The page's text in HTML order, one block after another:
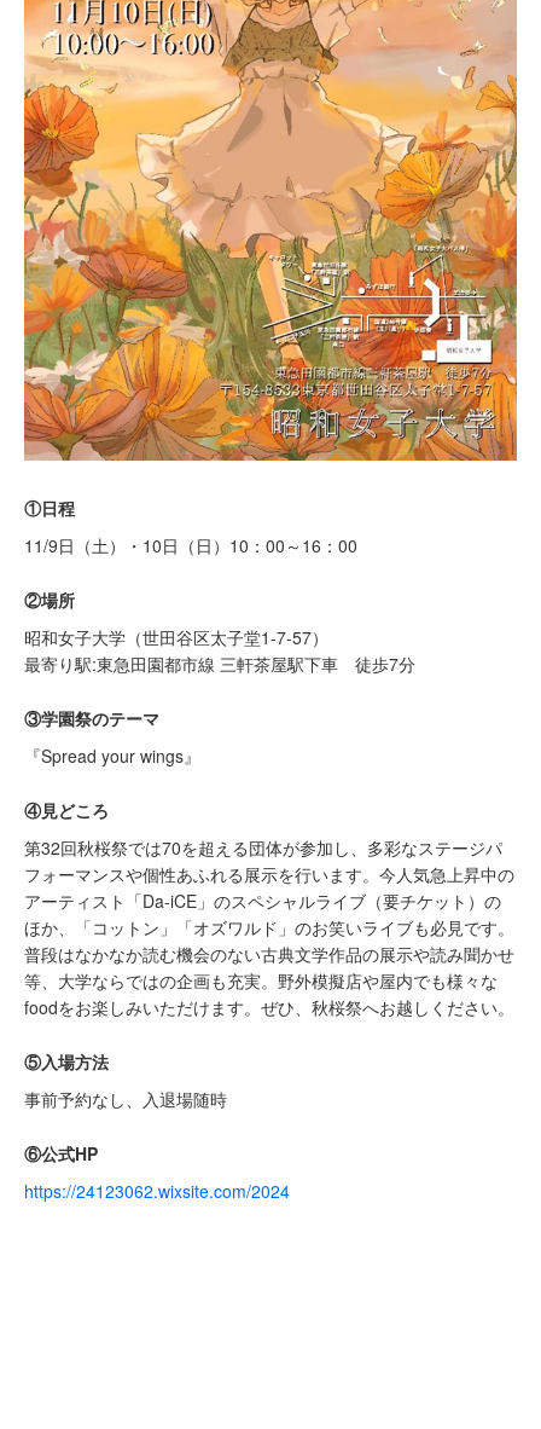
①日程
11/9日（土）・10日（日）10：00～16：00
②場所
昭和女子大学（世田谷区太子堂1-7-57）
最寄り駅:東急田園都市線 三軒茶屋駅下車 徒歩7分
③学園祭のテーマ
『Spread your wings』
④見どころ
第32回秋桜祭では70を超える団体が参加し、多彩なステージパ
フォーマンスや個性あふれる展示を行います。今人気急上昇中の
アーティスト「Da-iCE」のスペシャルライブ（要チケット）の
ほか、「コットン」「オズワルド」のお笑いライブも必見です。
普段はなかなか読む機会のない古典文学作品の展示や読み聞かせ
等、大学ならではの企画も充実。野外模擬店や屋内でも様々な
foodをお楽しみいただけます。ぜひ、秋桜祭へお越しください。
⑤入場方法
事前予約なし、入退場随時
⑥公式HP
https://24123062.wixsite.com/2024